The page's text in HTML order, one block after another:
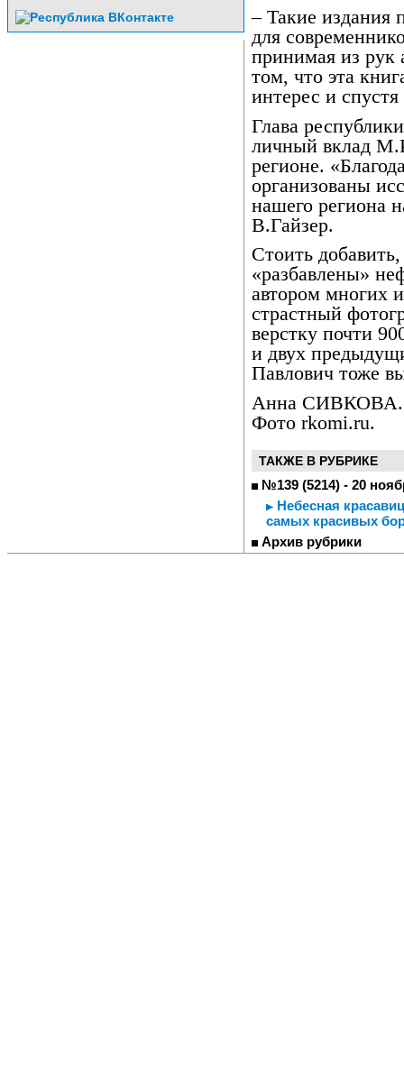
– Такие издания
для
принимая из рук
том, что эта
интерес и
Глава
личный вклад
регионе.
организованы
нашего региона
В.Гайзер.
Стоить
«разбавлены»
автором многих
страстный
верстку почти
и двух
Павлович тоже
Анна СИВКОВА.
Фото rkomi.ru.
ТАКЖЕ В РУБРИКЕ
№139 (5214) - 20
Небесная
самых красивых
Архив рубрики